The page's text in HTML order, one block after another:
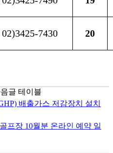
02)3425-7430 20
글 테이블
배출가스 저감장치 설치
프장 10월분 온라인 예약 일